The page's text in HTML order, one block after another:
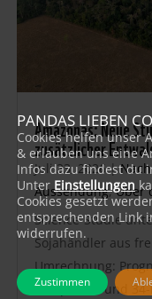
Amazonas: Neue
zusätzlicher
Juli 23, 2026|
Aussendung,Über
Science-Studie
Sojahändler aus
Umrechnung:
entspricht rund
PANDAS LIEBEN
Cookies helfen unser
& erlauben uns eine
Infos dazu findest du
Unter Einstellungen
Cookies gesetzt
entsprechenden Link
widerrufen.
Zustimmen